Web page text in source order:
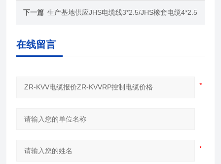
下一篇 生产基地供应JHS电缆线3*2.5/JHS橡套电缆4*2.5
在线留言